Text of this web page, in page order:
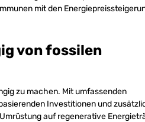
mit den
von fossilen
zu machen. Mit umfassenden
Investitionen und
auf regenerative